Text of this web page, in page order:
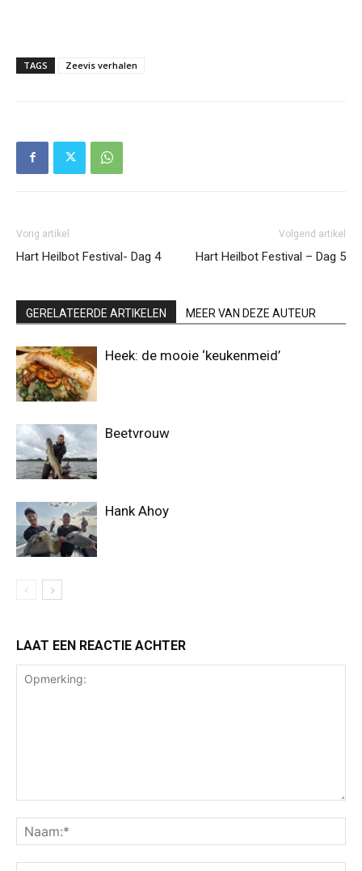
TAGS Zeevis verhalen
Vorig artikel
Hart Heilbot Festival- Dag 4
Volgend artikel
Hart Heilbot Festival – Dag 5
GERELATEERDE ARTIKELEN MEER VAN DEZE AUTEUR
Heek: de mooie ‘keukenmeid’
Beetvrouw
Hank Ahoy
LAAT EEN REACTIE ACHTER